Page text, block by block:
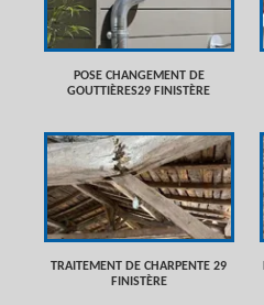
POSE CHANGEMENT DE
GOUTTIÈRES29 FINISTÈRE
TRAITEMENT DE CHARPENTE 29
FINISTÈRE